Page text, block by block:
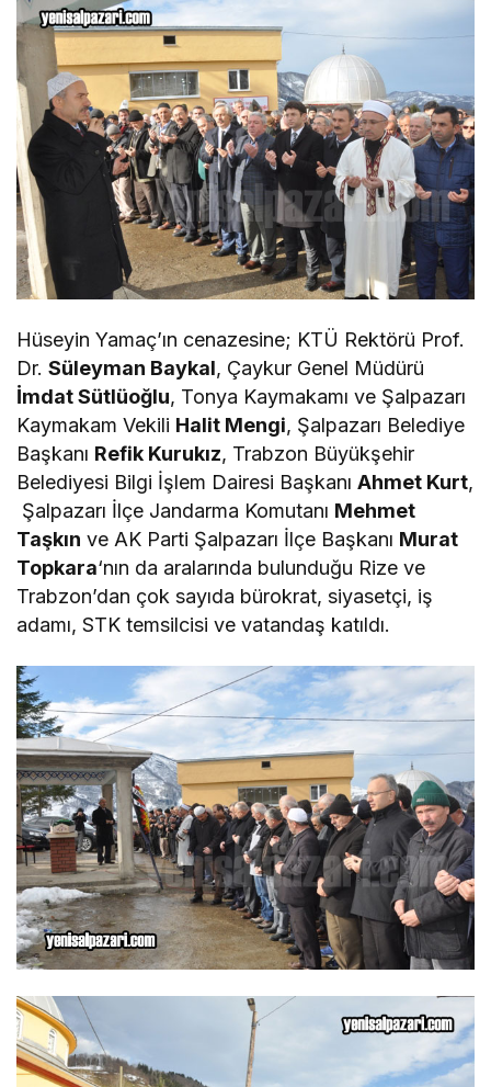
Hüseyin Yamaç’ın cenazesine; KTÜ Rektörü Prof.
Dr.Süleyman Baykal, Çaykur Genel Müdürü
İmdat Sütlüoğlu, Tonya Kaymakamı ve Şalpazarı
Kaymakam Vekili Halit Mengi, Şalpazarı Belediye
Başkanı Refik Kurukız, Trabzon Büyükşehir
Belediyesi Bilgi İşlem Dairesi BaşkanıAhmet Kurt,
Şalpazarı İlçe Jandarma Komutanı Mehmet
Taşkın ve AK Parti Şalpazarı İlçe Başkanı Murat
Topkara‘nın da aralarında bulunduğu Rize ve
Trabzon’dan çok sayıda bürokrat, siyasetçi, iş
adamı, STK temsilcisi ve vatandaş katıldı.